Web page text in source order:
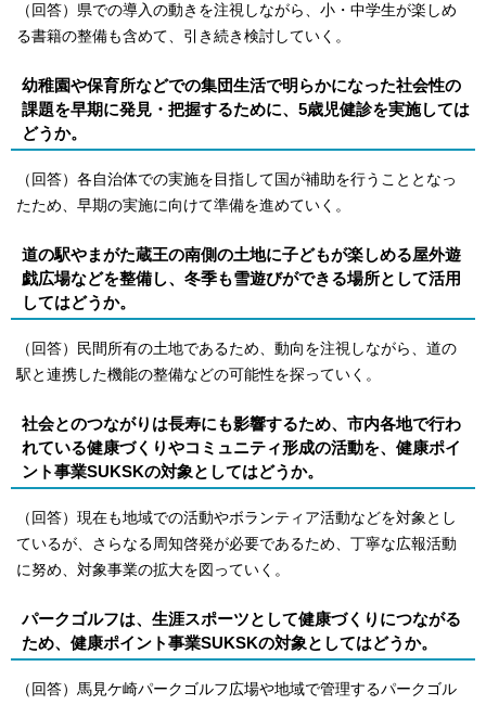
（回答）県での導入の動きを注視しながら、小・中学生が楽しめ
る書籍の整備も含めて、引き続き検討していく。
幼稚園や保育所などでの集団生活で明らかになった社会性の
課題を早期に発見・把握するために、5歳児健診を実施しては
どうか。
（回答）各自治体での実施を目指して国が補助を行うこととなっ
たため、早期の実施に向けて準備を進めていく。
道の駅やまがた蔵王の南側の土地に子どもが楽しめる屋外遊
戯広場などを整備し、冬季も雪遊びができる場所として活用
してはどうか。
（回答）民間所有の土地であるため、動向を注視しながら、道の
駅と連携した機能の整備などの可能性を探っていく。
社会とのつながりは長寿にも影響するため、市内各地で行わ
れている健康づくりやコミュニティ形成の活動を、健康ポイ
ント事業SUKSKの対象としてはどうか。
（回答）現在も地域での活動やボランティア活動などを対象とし
ているが、さらなる周知啓発が必要であるため、丁寧な広報活動
に努め、対象事業の拡大を図っていく。
パークゴルフは、生涯スポーツとして健康づくりにつながる
ため、健康ポイント事業SUKSKの対象としてはどうか。
（回答）馬見ケ崎パークゴルフ広場や地域で管理するパークゴル